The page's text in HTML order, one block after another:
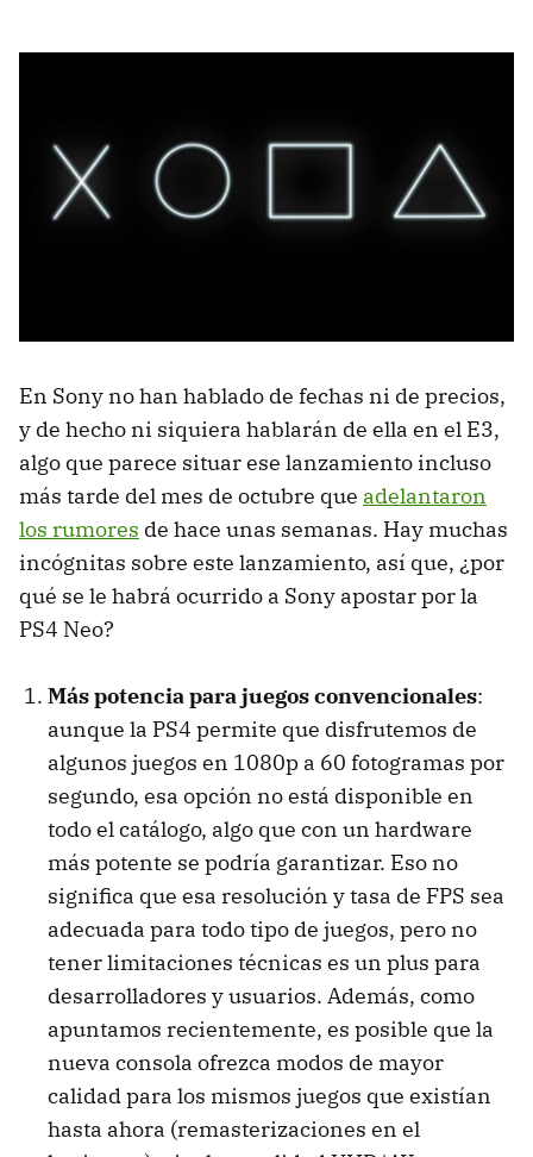
En Sony no han hablado de fechas ni de precios,
y de hecho ni siquiera hablarán de ella en el E3,
algo que parece situar ese lanzamiento incluso
más tarde del mes de octubre que adelantaron
los rumores de hace unas semanas. Hay muchas
incógnitas sobre este lanzamiento, así que, ¿por
qué se le habrá ocurrido a Sony apostar por la
PS4 Neo?
Más potencia para juegos convencionales:
aunque la PS4 permite que disfrutemos de
algunos juegos en 1080p a 60 fotogramas por
segundo, esa opción no está disponible en
todo el catálogo, algo que con un hardware
más potente se podría garantizar. Eso no
significa que esa resolución y tasa de FPS sea
adecuada para todo tipo de juegos, pero no
tener limitaciones técnicas es un plus para
desarrolladores y usuarios. Además, como
apuntamos recientemente, es posible que la
nueva consola ofrezca modos de mayor
calidad para los mismos juegos que existían
hasta ahora (remasterizaciones en el